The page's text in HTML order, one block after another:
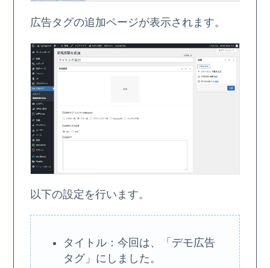
広告タグの追加ページが表示されます。
以下の設定を行います。
タイトル：今回は、「デモ広告
タグ」にしました。